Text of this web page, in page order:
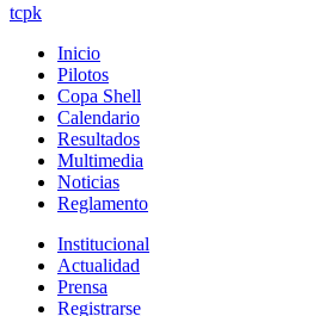
tcpk
Inicio
Pilotos
Copa Shell
Calendario
Resultados
Multimedia
Noticias
Reglamento
Institucional
Actualidad
Prensa
Registrarse